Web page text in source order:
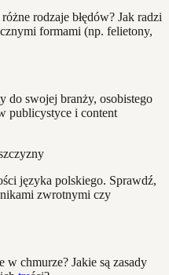
rodzaje błędów? Jak radzi
formami (np. felietony,
do swojej branży, osobistego
publicystyce i content
języka polskiego. Sprawdź,
zwrotnymi czy
chmurze? Jakie są zasady